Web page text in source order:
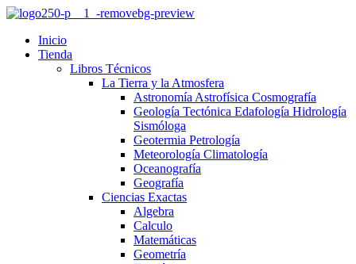
Inicio
Tienda
Libros Técnicos
La Tierra y la Atmosfera
Astronomía Astrofísica Cosmografía
Geología Tectónica Edafología Hidrología
Sismóloga
Geotermia Petrología
Meteorología Climatología
Oceanografía
Geografía
Ciencias Exactas
Algebra
Calculo
Matemáticas
Geometría